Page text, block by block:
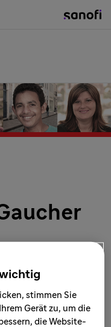
dem Medikidz
stimmen Sie
Gerät zu, um die
die Website-